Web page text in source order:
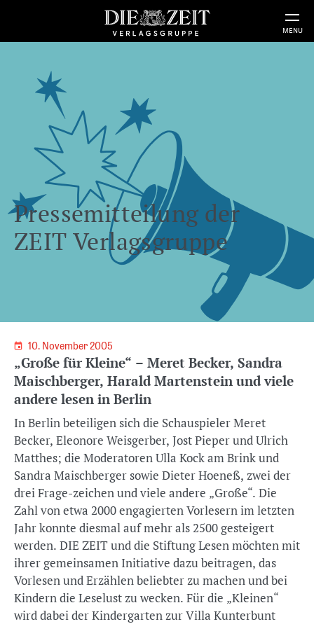
MENU
Pressemitteilung der
ZEIT Verlagsgruppe
10. November 2005
„Große für Kleine“ – Meret Becker, Sandra
Maischberger, Harald Martenstein und viele
andere lesen in Berlin
In Berlin beteiligen sich die Schauspieler Meret
Becker, Eleonore Weisgerber, Jost Pieper und Ulrich
Matthes; die Moderatoren Ulla Kock am Brink und
Sandra Maischberger sowie Dieter Hoeneß, zwei der
drei Frage-zeichen und viele andere „Große“. Die
Zahl von etwa 2000 engagierten Vorlesern im letzten
Jahr konnte diesmal auf mehr als 2500 gesteigert
werden. DIE ZEIT und die Stiftung Lesen möchten mit
ihrer gemeinsamen Initiative dazu beitragen, das
Vorlesen und Erzählen beliebter zu machen und bei
Kindern die Leselust zu wecken. Für die „Kleinen“
wird dabei der Kindergarten zur Villa Kunterbunt